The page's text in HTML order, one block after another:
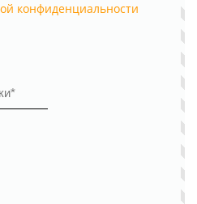
конфиденциальности